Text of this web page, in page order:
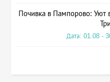
Почивка в Пампорово: Уют
Дата: 01.08 -